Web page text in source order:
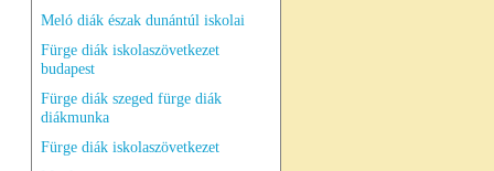
Meló diák észak dunántúl iskolai
Fürge diák iskolaszövetkezet
budapest
Fürge diák szeged fürge diák
diákmunka
Fürge diák iskolaszövetkezet